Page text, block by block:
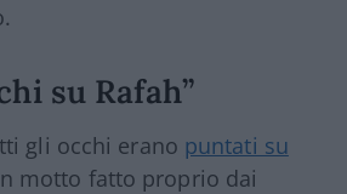
su Rafah”
gli occhi erano puntati su
motto fatto proprio dai